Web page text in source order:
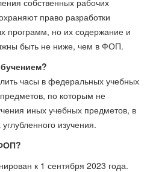
право разработки
программ, но их содержание и
быть не ниже, чем в ФОП.
часы в федеральных учебных
по которым не
иных учебных предметов, в
изучения.
к 1 сентября 2023 года.